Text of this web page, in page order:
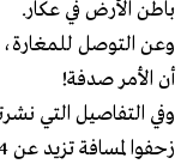
باطن الأرض في عكار.
وعن التوصل
أن الأمر صدفة!